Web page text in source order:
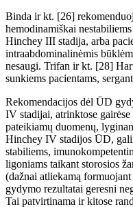
Binda ir kt. [26]
hemodinamiškai
Hinchey III stadija, arba
intraabdominalinėmis
nesaugi. Trifan ir kt. [28]
sunkiems pacientams,
Rekomendacijos dėl ŪD
IV stadijai, atrinktose gairėse
pateikiamų duomenų,
Hinchey IV stadijos ŪD,
stabiliems,
ligoniams taikant storosios
(dažnai atliekamą formuojant
gydymo rezultatai geresni
Tai patvirtinama ir kitose